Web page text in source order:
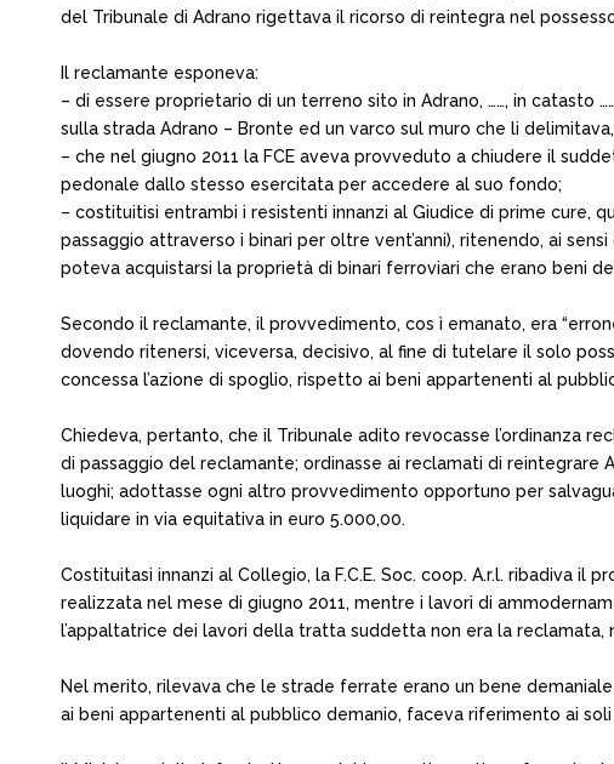
del Tribunale di Adrano rigettava il ricorso di reintegra nel
Il reclamante esponeva:
– di essere proprietario di un terreno sito in Adrano, ……, in catasto
sulla strada Adrano – Bronte ed un varco sul muro che li
– che nel giugno 2011 la FCE aveva provveduto a chiudere il
pedonale dallo stesso esercitata per accedere al suo fondo;
– costituitisi entrambi i resistenti innanzi al Giudice di prime cure,
passaggio attraverso i binari per oltre vent’anni), ritenendo, ai
poteva acquistarsi la proprietà di binari ferroviari che erano beni
Secondo il reclamante, il provvedimento, cos ì emanato, era
dovendo ritenersi, viceversa, decisivo, al fine di tutelare il solo
concessa l’azione di spoglio, rispetto ai beni appartenenti al
Chiedeva, pertanto, che il Tribunale adito revocasse l’ordinanza
di passaggio del reclamante; ordinasse ai reclamati di reintegrare
luoghi; adottasse ogni altro provvedimento opportuno per
liquidare in via equitativa in euro 5.000,00.
Costituitasi innanzi al Collegio, la F.C.E. Soc. coop. A.r.l. ribadiva
realizzata nel mese di giugno 2011, mentre i lavori di
l’appaltatrice dei lavori della tratta suddetta non era la reclamata,
Nel merito, rilevava che le strade ferrate erano un bene
ai beni appartenenti al pubblico demanio, faceva riferimento ai